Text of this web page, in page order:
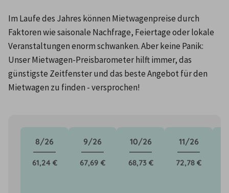
Im Laufe des Jahres können Mietwagenpreise durch
Faktoren wie saisonale Nachfrage, Feiertage oder lokale
Veranstaltungen enorm schwanken. Aber keine Panik:
Unser Mietwagen-Preisbarometer hilft immer, das
günstigste Zeitfenster und das beste Angebot für den
Mietwagen zu finden - versprochen!
8/26
61,24 €
9/26
67,69 €
10/26
68,73 €
11/26
72,78 €